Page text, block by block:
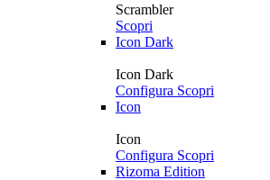
Scrambler
Scopri
Icon Dark
Icon Dark
Configura Scopri
Icon
Icon
Configura Scopri
Rizoma Edition